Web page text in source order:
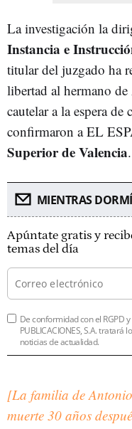
La investigación la
Instancia e
titular del juzgado ha
libertad al hermano
cautelar a la espera
confirmaron a EL
Superior de Valencia.
MIENTRAS
Apúntate gratis y
temas del día
De conformidad con el RGPD y
PUBLICACIONES, S.A.
noticias de actualidad.
[La familia de Antonio
muerte 30 años